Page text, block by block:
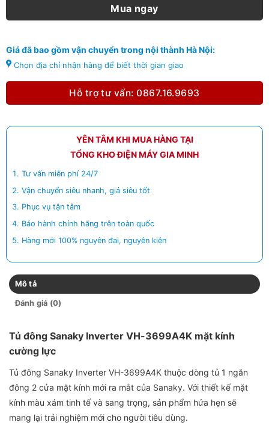
Mua ngay
Giá đã bao gồm vận chuyển trong nội thành Hà Nội:
Chọn địa chỉ nhận hàng để biết thời gian giao
Hỗ trợ tư vấn: 0867.16.9693
YÊN TÂM KHI MUA HÀNG TẠI
TỔNG KHO ĐIỆN MÁY GIA MINH
Tư vấn miễn phí 24/7
Vận chuyển siêu nhanh, giá siêu tốt
Phục vụ tận tâm
Bảo hành chính hãng trên toàn quốc
Hàng mới 100% nguyên đai, nguyên kiện
Mô tả
Đánh giá (0)
Tủ đông Sanaky Inverter VH-3699A4K mặt kính
cường lực
Tủ đông Sanaky Inverter VH-3699A4K thuộc dòng tủ 1 ngăn
đông 2 cửa mặt kính mới ra mắt của Sanaky. Với thiết kế mặt
kính màu xám tinh tế và sang trọng, sản phẩm hứa hẹn sẽ
mang lại trải nghiệm mới cho người tiêu dùng.